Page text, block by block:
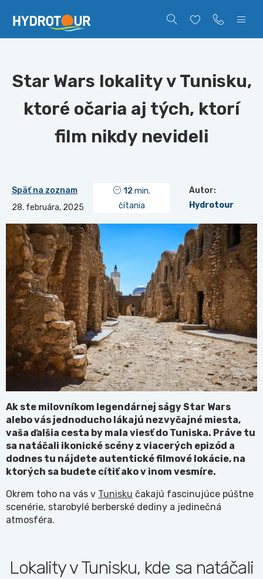
Star Wars lokality v Tunisku,
ktoré očaria aj tých, ktorí
film nikdy nevideli
Späť na zoznam
28. februára, 2025
12 min.
čítania
Autor:
Hydrotour
Ak ste milovníkom legendárnej ságy Star Wars
alebo vás jednoducho lákajú nezvyčajné miesta,
vaša ďalšia cesta by mala viesť do Tuniska. Práve tu
sa natáčali ikonické scény z viacerých epizód a
dodnes tu nájdete autentické filmové lokácie, na
ktorých sa budete cítiť ako v inom vesmíre.
Okrem toho na vás v Tunisku čakajú fascinujúce púštne
scenérie, starobylé berberské dediny a jedinečná
atmosféra.
Lokality v Tunisku, kde sa natáčali